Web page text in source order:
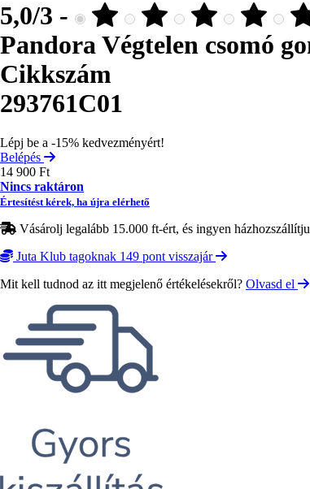
5,0/3 -
Pandora Végtelen csomó
Cikkszám
293761C01
Lépj be a -15% kedvezményért!
Belépés
14 900 Ft
Nincs raktáron
Értesítést kérek, ha újra elérhető
Vásárolj legalább 15.000 ft-ért, és ingyen
Juta Klub tagoknak 149 pont visszajár
Mit kell tudnod az itt megjelenő értékelésekről? Olvasd el